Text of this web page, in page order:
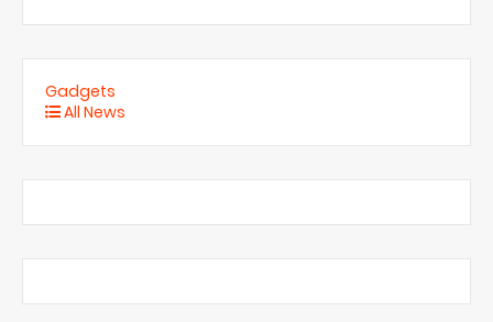
Gadgets
All News